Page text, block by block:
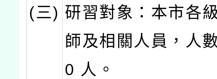
(三) 研習對象：本市各
師及相關人員，人
0 人。